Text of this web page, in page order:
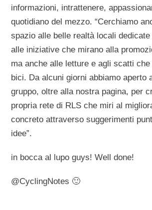
informazioni, intrattenere,
quotidiano del mezzo. “Cerchiamo
spazio alle belle realtà locali
alle iniziative che mirano alla
ma anche alle letture e agli scatti
bici. Da alcuni giorni abbiamo aperto
gruppo, oltre alla nostra pagina, per
propria rete di RLS che miri al
concreto attraverso suggerimenti
idee”.
in bocca al lupo guys! Well done!
@CyclingNotes 🙂